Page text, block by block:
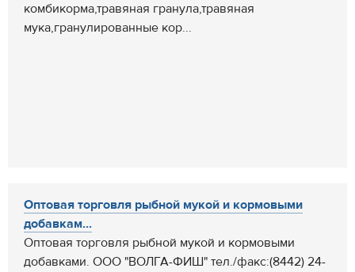
комбикорма,травяная гранула,травяная
мука,гранулированные кор...
Оптовая торговля рыбной мукой и кормовыми
добавкам...
Оптовая торговля рыбной мукой и кормовыми
добавками. ООО "ВОЛГА-ФИШ" тел./факс:(8442) 24-